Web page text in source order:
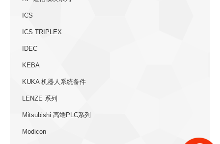
ICS
ICS TRIPLEX
IDEC
KEBA
KUKA 机器人系统备件
LENZE 系列
Mitsubishi 高端PLC系列
Modicon